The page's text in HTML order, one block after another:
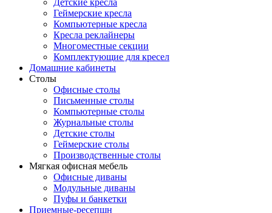
Детские кресла
Геймерские кресла
Компьютерные кресла
Кресла реклайнеры
Многоместные секции
Комплектующие для кресел
Домашние кабинеты
Столы
Офисные столы
Письменные столы
Компьютерные столы
Журнальные столы
Детские столы
Геймерские столы
Производственные столы
Мягкая офисная мебель
Офисные диваны
Модульные диваны
Пуфы и банкетки
Приемные-ресепшн